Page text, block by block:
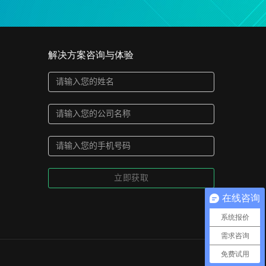
解决方案咨询与体验
在线咨询
系统报价
需求咨询
免费试用